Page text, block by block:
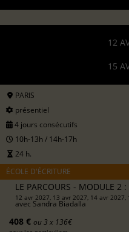
12
15
PARIS
présentiel
4 jours consécutifs
10h-13h / 14h-17h
24 h.
ÉCOLE D'ÉCRITURE
LE PARCOURS - MODULE 2
12 avr 2027, 13 avr 2027, 14 avr 2027,
avec Sandra Biadalla
408 € ou 3 x 136€